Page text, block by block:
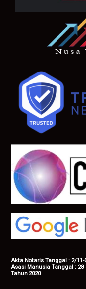
Akta Notaris Tanggal : 2/11-
Asasi Manusia Tanggal : 28
Tahun 2020